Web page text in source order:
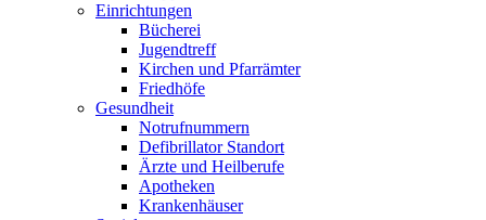
Einrichtungen
Bücherei
Jugendtreff
Kirchen und Pfarrämter
Friedhöfe
Gesundheit
Notrufnummern
Defibrillator Standort
Ärzte und Heilberufe
Apotheken
Krankenhäuser